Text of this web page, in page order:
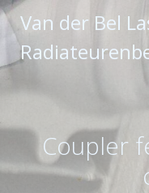
Ga
naar
inhoud
Van der Bel
Coupler